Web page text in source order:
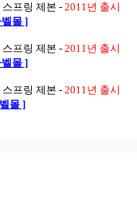
스프링 제본 -2011년 출시
몰 ]
스프링 제본 -2011년 출시
몰 ]
스프링 제본 -2011년 출시
몰 ]